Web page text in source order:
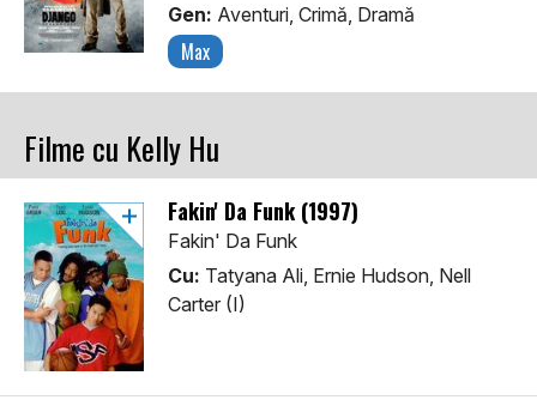
Gen: Aventuri, Crimă, Dramă
Max
Filme cu Kelly Hu
Fakin' Da Funk (1997)
Fakin' Da Funk
Cu: Tatyana Ali, Ernie Hudson, Nell
Carter (I)